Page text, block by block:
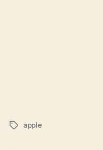
Etiquetas
apple